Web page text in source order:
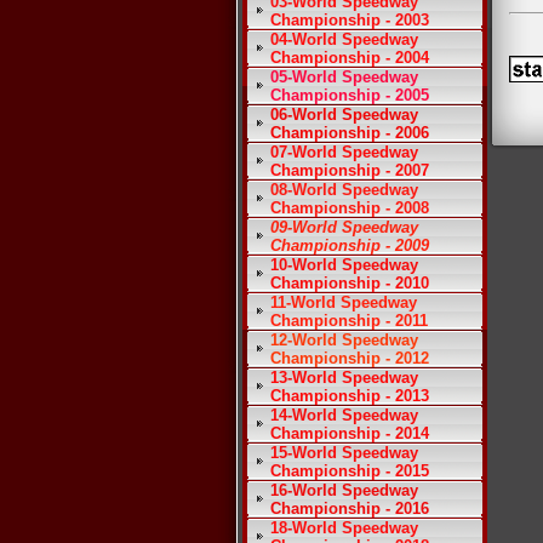
Championship - 2003
04-World Speedway
Championship - 2004
05-World Speedway
Championship - 2005
06-World Speedway
Championship - 2006
07-World Speedway
Championship - 2007
08-World Speedway
Championship - 2008
09-World Speedway
Championship - 2009
10-World Speedway
Championship - 2010
11-World Speedway
Championship - 2011
12-World Speedway
Championship - 2012
13-World Speedway
Championship - 2013
14-World Speedway
Championship - 2014
15-World Speedway
Championship - 2015
16-World Speedway
Championship - 2016
18-World Speedway